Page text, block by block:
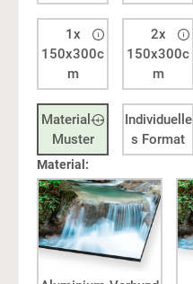
1x
150x300c
m
2x
150x300c
m
Material---
Muster
Individuelle
s Format
Material: